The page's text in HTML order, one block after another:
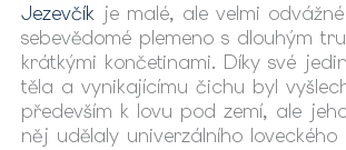
Jezevčík je malé, ale velmi
sebevědomé plemeno s dlouhým
krátkými končetinami. Díky své
těla a vynikajícímu čichu byl
především k lovu pod zemí, ale
něj udělaly univerzálního loveckého